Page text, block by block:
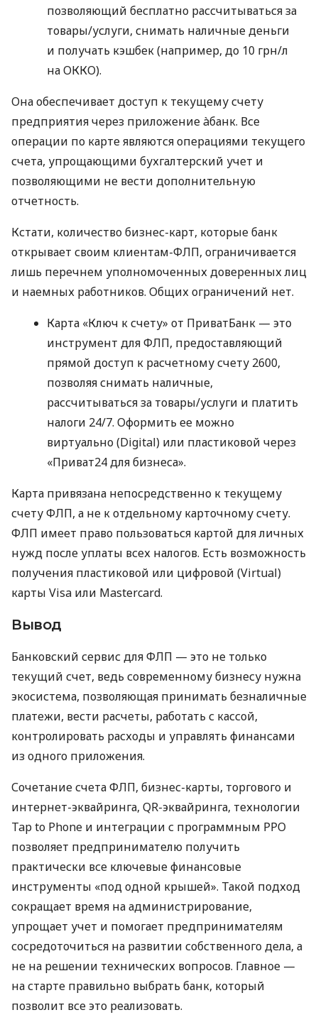
позволяющий бесплатно рассчитываться за
товары/услуги, снимать наличные деньги
и получать кэшбек (например, до 10 грн/л
на ОККО).
Она обеспечивает доступ к текущему счету
предприятия через приложение àбанк. Все
операции по карте являются операциями текущего
счета, упрощающими бухгалтерский учет и
позволяющими не вести дополнительную
отчетность.
Кстати, количество бизнес-карт, которые банк
открывает своим клиентам-ФЛП, ограничивается
лишь перечнем уполномоченных доверенных лиц
и наемных работников. Общих ограничений нет.
Карта «Ключ к счету» от ПриватБанк — это
инструмент для ФЛП, предоставляющий
прямой доступ к расчетному счету 2600,
позволяя снимать наличные,
рассчитываться за товары/услуги и платить
налоги 24/7. Оформить ее можно
виртуально (Digital) или пластиковой через
«Приват24 для бизнеса».
Карта привязана непосредственно к текущему
счету ФЛП, а не к отдельному карточному счету.
ФЛП имеет право пользоваться картой для личных
нужд после уплаты всех налогов. Есть возможность
получения пластиковой или цифровой (Virtual)
карты Visa или Mastercard.
Вывод
Банковский сервис для ФЛП — это не только
текущий счет, ведь современному бизнесу нужна
экосистема, позволяющая принимать безналичные
платежи, вести расчеты, работать с кассой,
контролировать расходы и управлять финансами
из одного приложения.
Сочетание счета ФЛП, бизнес-карты, торгового и
интернет-эквайринга, QR-эквайринга, технологии
Tap to Phone и интеграции с программным РРО
позволяет предпринимателю получить
практически все ключевые финансовые
инструменты «под одной крышей». Такой подход
сокращает время на администрирование,
упрощает учет и помогает предпринимателям
сосредоточиться на развитии собственного дела, а
не на решении технических вопросов. Главное —
на старте правильно выбрать банк, который
позволит все это реализовать.